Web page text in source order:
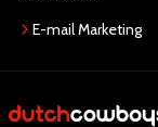
E-mail Marketing